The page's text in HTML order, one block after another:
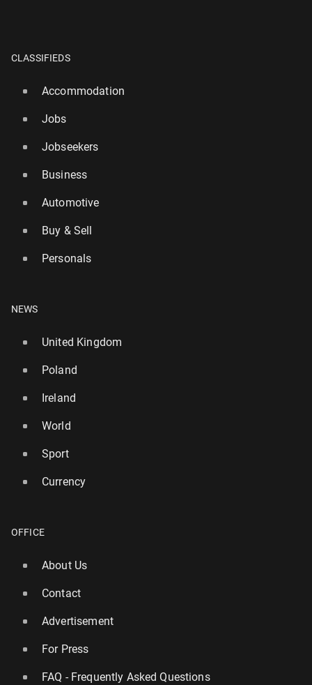
CLASSIFIEDS
Accommodation
Jobs
Jobseekers
Business
Automotive
Buy & Sell
Personals
NEWS
United Kingdom
Poland
Ireland
World
Sport
Currency
OFFICE
About Us
Contact
Advertisement
For Press
FAQ - Frequently Asked Questions